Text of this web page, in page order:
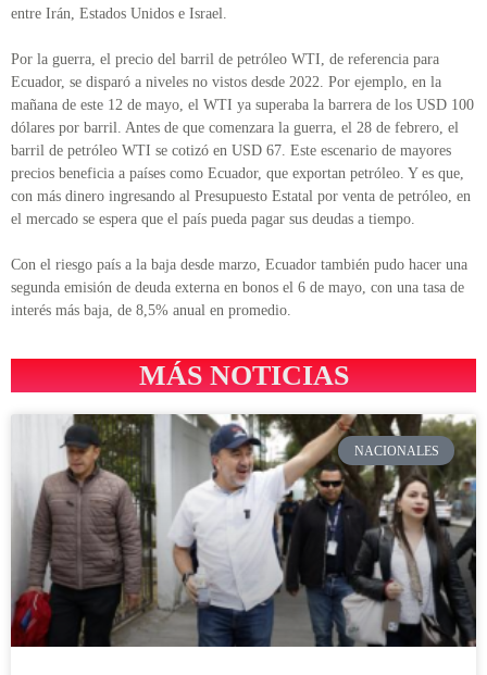
entre Irán, Estados Unidos e Israel.
Por la guerra, el precio del barril de petróleo WTI, de referencia para
Ecuador, se disparó a niveles no vistos desde 2022. Por ejemplo, en la
mañana de este 12 de mayo, el WTI ya superaba la barrera de los USD 100
dólares por barril. Antes de que comenzara la guerra, el 28 de febrero, el
barril de petróleo WTI se cotizó en USD 67. Este escenario de mayores
precios beneficia a países como Ecuador, que exportan petróleo. Y es que,
con más dinero ingresando al Presupuesto Estatal por venta de petróleo, en
el mercado se espera que el país pueda pagar sus deudas a tiempo.
Con el riesgo país a la baja desde marzo, Ecuador también pudo hacer una
segunda emisión de deuda externa en bonos el 6 de mayo, con una tasa de
interés más baja, de 8,5% anual en promedio.
MÁS NOTICIAS
NACIONALES